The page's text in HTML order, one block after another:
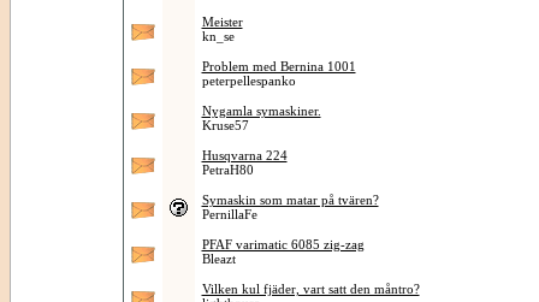
Meister
kn_se
Problem med Bernina 1001
peterpellespanko
Nygamla symaskiner.
Kruse57
Husqvarna 224
PetraH80
Symaskin som matar på tvären?
PernillaFe
PFAF varimatic 6085 zig-zag
Bleazt
Vilken kul fjäder, vart satt den måntro?